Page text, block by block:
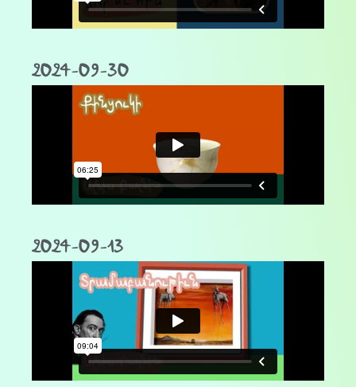
2024-09-30
2024-09-13